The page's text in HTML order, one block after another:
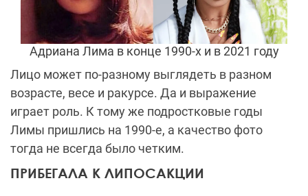
Адриана Лима в конце 1990-х и в 2021 году
Лицо может по-разному выглядеть в разном
возрасте, весе и ракурсе. Да и выражение
играет роль. К тому же подростковые годы
Лимы пришлись на 1990-е, а качество фото
тогда не всегда было четким.
ПРИБЕГАЛА К ЛИПОСАКЦИИ